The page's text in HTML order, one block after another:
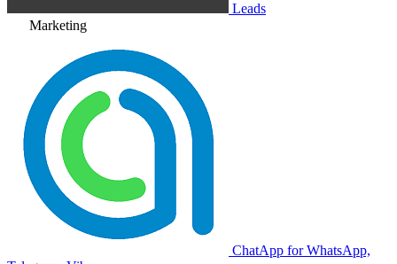
Leads
Marketing
ChatApp for WhatsApp,